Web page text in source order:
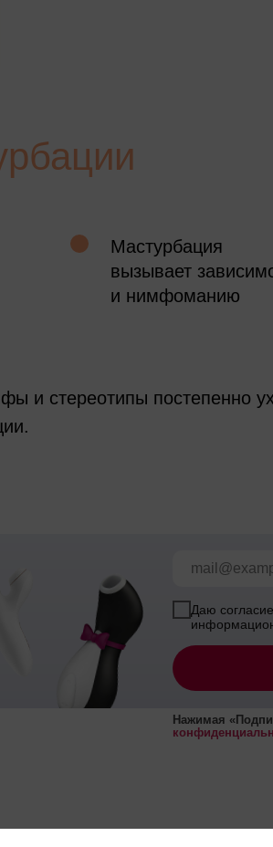
Мастурбация
вызывает
и нимфоманию
и стереотипы постепенно
Даю
Нажимая «